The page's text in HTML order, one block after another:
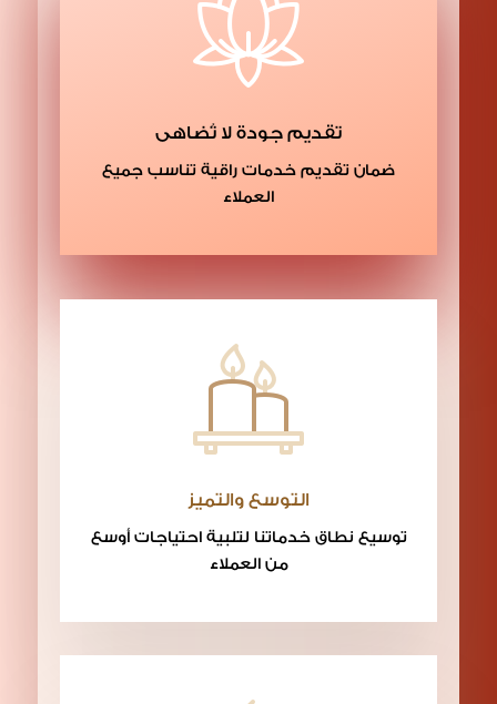
تقديم جودة لا تُضاهى
ضمان تقديم خدمات راقية تناسب جميع
العملاء
التوسع والتميز
توسيع نطاق خدماتنا لتلبية احتياجات أوسع
من العملاء